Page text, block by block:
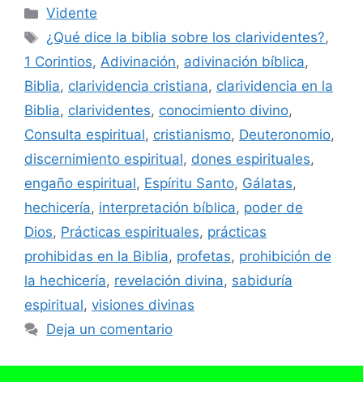
Categorías
Vidente
Etiquetas
¿Qué dice la biblia sobre los clarividentes?,
1 Corintios, Adivinación, adivinación bíblica,
Biblia, clarividencia cristiana, clarividencia en la
Biblia, clarividentes, conocimiento divino,
Consulta espiritual, cristianismo, Deuteronomio,
discernimiento espiritual, dones espirituales,
engaño espiritual, Espíritu Santo, Gálatas,
hechicería, interpretación bíblica, poder de
Dios, Prácticas espirituales, prácticas
prohibidas en la Biblia, profetas, prohibición de
la hechicería, revelación divina, sabiduría
espiritual, visiones divinas
Deja un comentario